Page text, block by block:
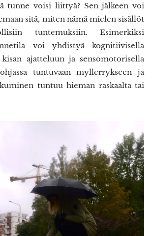
tunne voisi liittyä? Sen jälkeen voi
sitä, miten nämä mielen sisällöt
tuntemuksiin. Esimerkiksi
voi yhdistyä kognitiivisella
ajatteluun ja sensomotorisella
tuntuvaan myllerrykseen ja
tuntuu hieman raskaalta tai